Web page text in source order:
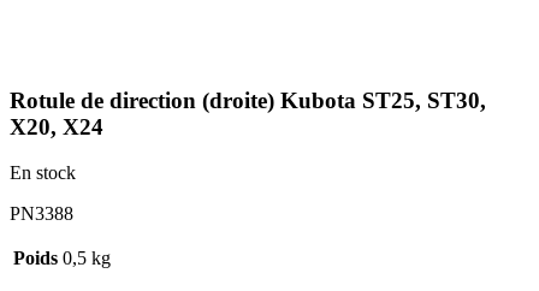
Rotule de direction (droite) Kubota ST25, ST30,
X20, X24
En stock
PN3388
Poids 0,5 kg